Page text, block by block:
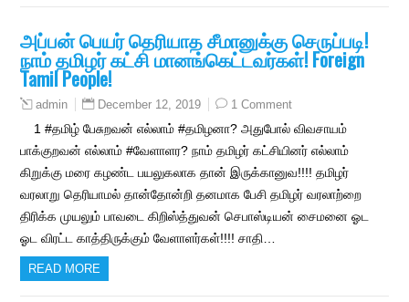
அப்பன் பெயர் தெரியாத சீமானுக்கு செருப்படி!
நாம் தமிழர் கட்சி மானங்கெட்டவர்கள்! Foreign
Tamil People!
admin December 12, 2019 1 Comment
1 #தமிழ் பேசுறவன் எல்லாம் #தமிழனா? அதுபோல் விவசாயம்
பாக்குறவன் எல்லாம் #வேளாளர? நாம் தமிழர் கட்சியினர் எல்லாம்
கிறுக்கு மரை கழண்ட பயலுகலாக தான் இருக்கானுவ!!!! தமிழர்
வரலாறு தெரியாமல் தான்தோன்றி தனமாக பேசி தமிழர் வரலாற்றை
திரிக்க முயலும் பாவடை கிறிஸ்த்துவன் செபாஸ்டியன் சைமனை ஓட
ஓட விரட்ட காத்திருக்கும் வேளாளர்கள்!!!! சாதி…
READ MORE